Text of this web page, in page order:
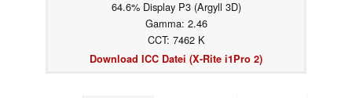
64.6% Display P3 (Argyll 3D)
Gamma: 2.46
CCT: 7462 K
Download ICC Datei (X-Rite i1Pro 2)